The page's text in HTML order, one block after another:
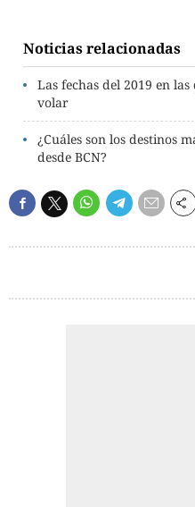
Noticias relacionadas
Las fechas del 2019 en
volar
¿Cuáles son los destinos
desde BCN?